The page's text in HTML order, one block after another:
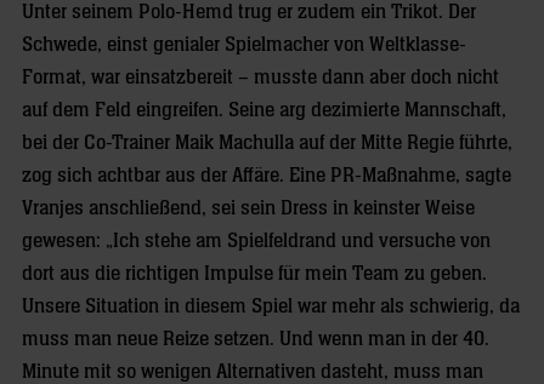
Unter seinem Polo-Hemd trug er zudem ein Trikot. Der
Schwede, einst genialer Spielmacher von Weltklasse-
Format, war einsatzbereit – musste dann aber doch nicht
auf dem Feld eingreifen. Seine arg dezimierte Mannschaft,
bei der Co-Trainer Maik Machulla auf der Mitte Regie führte,
zog sich achtbar aus der Affäre. Eine PR-Maßnahme, sagte
Vranjes anschließend, sei sein Dress in keinster Weise
gewesen: „Ich stehe am Spielfeldrand und versuche von
dort aus die richtigen Impulse für mein Team zu geben.
Unsere Situation in diesem Spiel war mehr als schwierig, da
muss man neue Reize setzen. Und wenn man in der 40.
Minute mit so wenigen Alternativen dasteht, muss man